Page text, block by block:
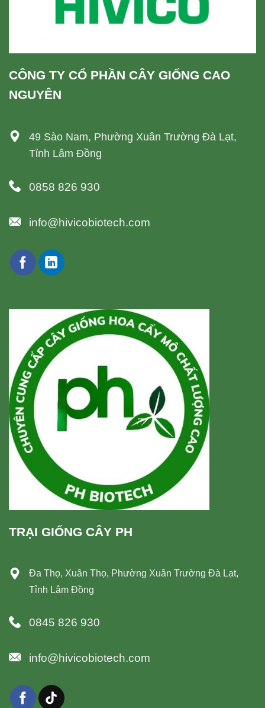
CÔNG TY CỔ PHẦN CÂY GIỐNG CAO
NGUYÊN
49 Sào Nam, Phường Xuân Trường Đà Lạt,
Tỉnh Lâm Đồng
0858 826 930
info@hivicobiotech.com
TRẠI GIỐNG CÂY PH
Đa Thọ, Xuân Thọ, Phường Xuân Trường Đà Lạt,
Tỉnh Lâm Đồng
0845 826 930
info@hivicobiotech.com